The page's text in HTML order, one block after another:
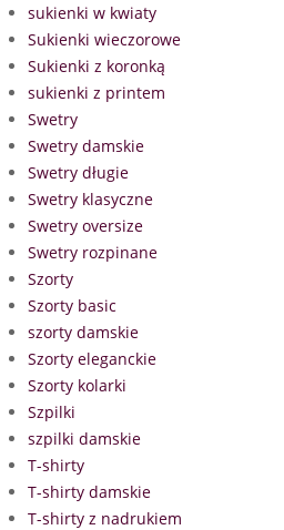
sukienki w kwiaty
Sukienki wieczorowe
Sukienki z koronką
sukienki z printem
Swetry
Swetry damskie
Swetry długie
Swetry klasyczne
Swetry oversize
Swetry rozpinane
Szorty
Szorty basic
szorty damskie
Szorty eleganckie
Szorty kolarki
Szpilki
szpilki damskie
T-shirty
T-shirty damskie
T-shirty z nadrukiem